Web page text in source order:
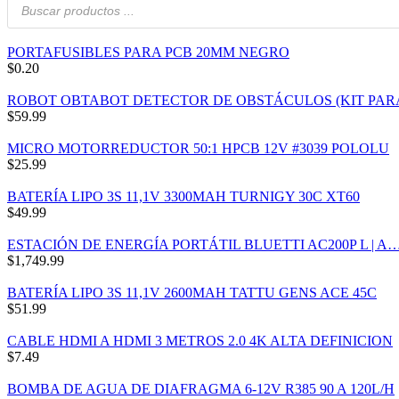
productos
PORTAFUSIBLES PARA PCB 20MM NEGRO
$0.20
ROBOT OBTABOT DETECTOR DE OBSTÁCULOS (KIT
$59.99
MICRO MOTORREDUCTOR 50:1 HPCB 12V #3039 POLOLU
$25.99
BATERÍA LIPO 3S 11,1V 3300MAH TURNIGY 30C XT60
$49.99
ESTACIÓN DE ENERGÍA PORTÁTIL BLUETTI AC200P L |
$1,749.99
BATERÍA LIPO 3S 11,1V 2600MAH TATTU GENS ACE 45C
$51.99
CABLE HDMI A HDMI 3 METROS 2.0 4K ALTA DEFINICION
$7.49
BOMBA DE AGUA DE DIAFRAGMA 6-12V R385 90 A 120L/H